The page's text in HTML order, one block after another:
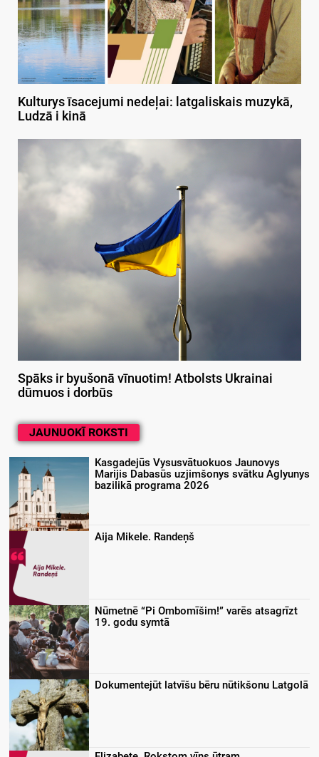
Kulturys īsacejumi nedeļai: latgaliskais muzykā,
Ludzā i kinā
Spāks ir byušonā vīnuotim! Atbolsts Ukrainai
dūmuos i dorbūs
JAUNUOKĪ ROKSTI
Kasgadejūs Vysusvātuokuos Jaunovys
Marijis Dabasūs uzjimšonys svātku Aglyunys
bazilikā programa 2026
Aija Mikele. Randeņš
Nūmetnē “Pi Ombomīšim!” varēs atsagrīzt
19. godu symtā
Dokumentejūt latvīšu bēru nūtikšonu Latgolā